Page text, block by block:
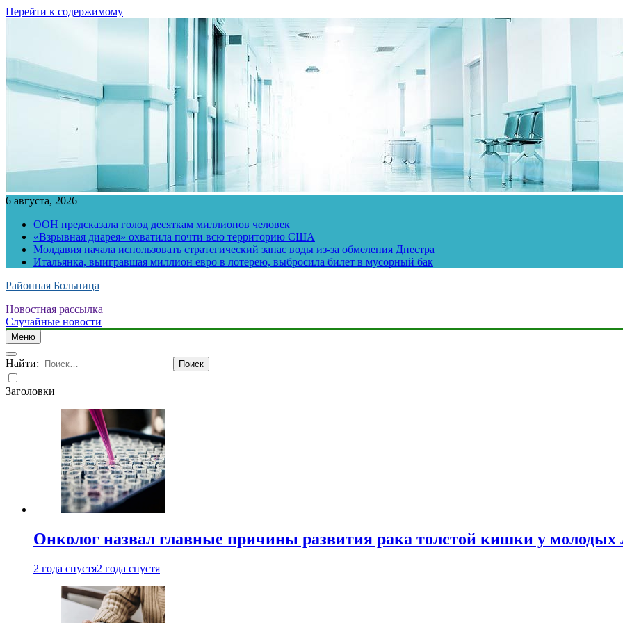
Перейти к содержимому
6 августа, 2026
ООН предсказала голод десяткам миллионов человек
«Взрывная диарея» охватила почти всю территорию США
Молдавия начала использовать стратегический запас воды из-за обмеления Днестра
Итальянка, выигравшая миллион евро в лотерею, выбросила билет в мусорный бак
Районная Больница
Новостная рассылка
Случайные новости
Меню
Найти:
Заголовки
Онколог назвал главные причины развития рака толстой кишки у молодых
2 года спустя2 года спустя